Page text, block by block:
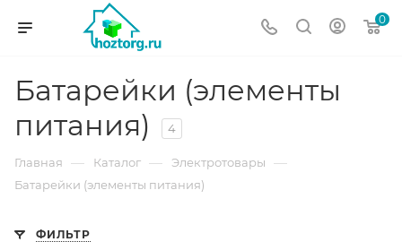
0
Батарейки (элементы
питания)
4
Главная — Каталог — Электротовары —
Батарейки (элементы питания)
ФИЛЬТР